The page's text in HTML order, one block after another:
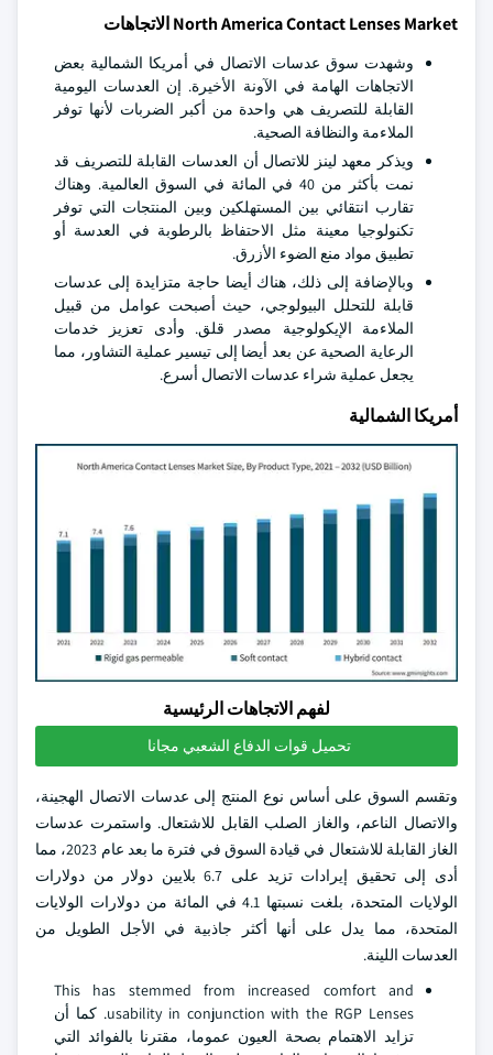
North America Contact Lenses Market الاتجاهات
وشهدت سوق عدسات الاتصال في أمريكا الشمالية بعض
الاتجاهات الهامة في الآونة الأخيرة. إن العدسات اليومية
القابلة للتصريف هي واحدة من أكبر الضربات لأنها توفر
الملاءمة والنظافة الصحية.
ويذكر معهد لينز للاتصال أن العدسات القابلة للتصريف قد
نمت بأكثر من 40 في المائة في السوق العالمية. وهناك
تقارب انتقائي بين المستهلكين وبين المنتجات التي توفر
تكنولوجيا معينة مثل الاحتفاظ بالرطوبة في العدسة أو
تطبيق مواد منع الضوء الأزرق.
وبالإضافة إلى ذلك، هناك أيضا حاجة متزايدة إلى عدسات
قابلة للتحلل البيولوجي، حيث أصبحت عوامل من قبيل
الملاءمة الإيكولوجية مصدر قلق. وأدى تعزيز خدمات
الرعاية الصحية عن بعد أيضا إلى تيسير عملية التشاور، مما
يجعل عملية شراء عدسات الاتصال أسرع.
أمريكا الشمالية
لفهم الاتجاهات الرئيسية
تحميل قوات الدفاع الشعبي مجانا
وتقسم السوق على أساس نوع المنتج إلى عدسات الاتصال الهجينة،
والاتصال الناعم، والغاز الصلب القابل للاشتعال. واستمرت عدسات
الغاز القابلة للاشتعال في قيادة السوق في فترة ما بعد عام 2023، مما
أدى إلى تحقيق إيرادات تزيد على 6.7 بلايين دولار من دولارات
الولايات المتحدة، بلغت نسبتها 4.1 في المائة من دولارات الولايات
المتحدة، مما يدل على أنها أكثر جاذبية في الأجل الطويل من
العدسات اللينة.
This has stemmed from increased comfort and
usability in conjunction with the RGP Lenses. كما أن
تزايد الاهتمام بصحة العيون عموما، مقترنا بالفوائد التي